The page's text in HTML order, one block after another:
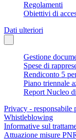
Regolamenti
Obiettivi di
Dati ulteriori
Gestione
Spese di
Rendiconto 5
Piano triennale
Report Nucleo
Privacy - responsabile
Whistleblowing
Informative sul
Attuazione misure